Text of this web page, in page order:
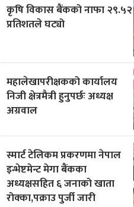
कृषि विकास बैंकको नाफा २९.५२
प्रतिशतले घट्यो
महालेखापरीक्षकको कार्यालय
निजी क्षेत्रमैत्री हुनुपर्छः अध्यक्ष
अग्रवाल
स्मार्ट टेलिकम प्रकरणमा नेपाल
इन्भेष्टमेन्ट मेगा बैंकका
अध्यक्षसहित ६ जनाको खाता
रोक्का,पक्राउ पुर्जी जारी